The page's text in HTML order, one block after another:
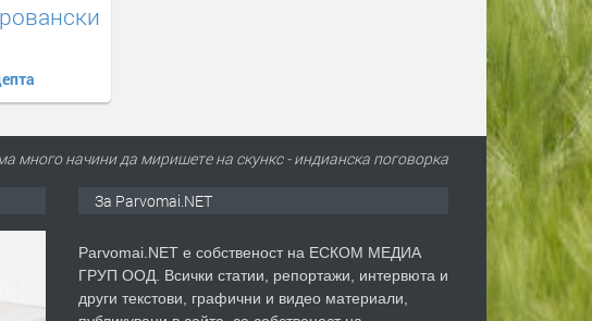
много начини да миришете на скункс - индианска поговорка
За Parvomai.NET
Parvomai.NET е собственост на ЕСКОМ МЕДИА
ГРУП ООД. Всички статии, репортажи, интервюта и
други текстови, графични и видео материали,